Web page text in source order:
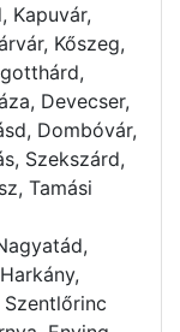
Kapuvár,
Kőszeg,
Devecser,
Dombóvár,
Szekszárd,
Tamási
Szentlőrinc